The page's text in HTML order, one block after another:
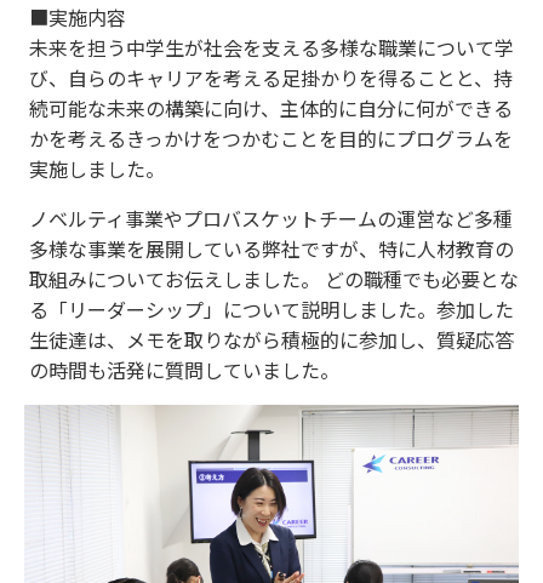
■実施内容
未来を担う中学生が社会を支える多様な職業について学
び、自らのキャリアを考える足掛かりを得ることと、持
続可能な未来の構築に向け、主体的に自分に何ができる
かを考えるきっかけをつかむことを目的にプログラムを
実施しました。
ノベルティ事業やプロバスケットチームの運営など多種
多様な事業を展開している弊社ですが、特に人材教育の
取組みについてお伝えしました。 どの職種でも必要とな
る「リーダーシップ」について説明しました。参加した
生徒達は、メモを取りながら積極的に参加し、質疑応答
の時間も活発に質問していました。